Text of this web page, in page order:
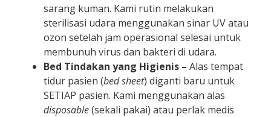
sarang kuman. Kami rutin melakukan
sterilisasi udara menggunakan sinar UV atau
ozon setelah jam operasional selesai untuk
membunuh virus dan bakteri di udara.
Bed Tindakan yang Higienis – Alas tempat
tidur pasien (bed sheet) diganti baru untuk
SETIAP pasien. Kami menggunakan alas
disposable(sekali pakai) atau perlak medis